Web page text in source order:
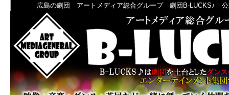
広島の劇団 アートメディア総合グループ 劇団B-LUCKS♪ 公